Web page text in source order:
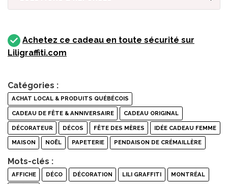
Achetez ce cadeau en toute sécurité sur
Liligraffiti.com
Catégories :
ACHAT LOCAL & PRODUITS QUÉBÉCOIS
CADEAU DE FÊTE & ANNIVERSAIRE CADEAU ORIGINAL
DÉCORATEUR DÉCOS FÊTE DES MÈRES IDÉE CADEAU FEMME
MAISON NOËL PAPETERIE PENDAISON DE CRÉMAILLÈRE
Mots-clés :
AFFICHE DÉCO DÉCORATION LILI GRAFFITI MONTRÉAL